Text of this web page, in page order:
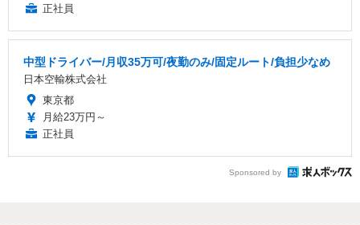
正社員
中型ドライバー/月収35万可/夜勤のみ/固定ルート/負担少なめ
日本空輸株式会社
東京都
月給23万円～
正社員
Sponsored by